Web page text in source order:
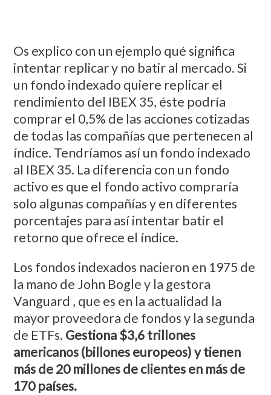
Os explico con un ejemplo qué significa
intentar replicar y no batir al mercado. Si
un fondo indexado quiere replicar el
rendimiento del IBEX 35, éste podría
comprar el 0,5% de las acciones cotizadas
de todas las compañías que pertenecen al
índice. Tendríamos así un fondo indexado
al IBEX 35. La diferencia con un fondo
activo es que el fondo activo compraría
solo algunas compañías y en diferentes
porcentajes para así intentar batir el
retorno que ofrece el índice.
Los fondos indexados nacieron en 1975 de
la mano de John Bogle y la gestora
Vanguard , que es en la actualidad la
mayor proveedora de fondos y la segunda
de ETFs. Gestiona $3,6 trillones
americanos (billones europeos) y tienen
más de 20 millones de clientes en más de
170 países.